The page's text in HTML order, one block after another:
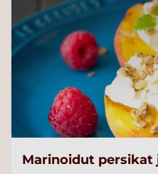
Marinoidut